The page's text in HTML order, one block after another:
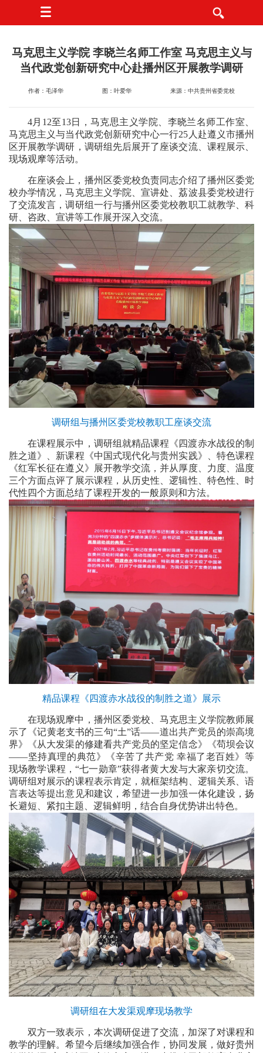
马克思主义学院 李晓兰名师工作室 马克思主义与
当代政党创新研究中心赴播州区开展教学调研
作者：毛泽华 图：叶爱华 来源：中共贵州省委党校
4月12至13日，马克思主义学院、李晓兰名师工作室、
马克思主义与当代政党创新研究中心一行25人赴遵义市播州
区开展教学调研，调研组先后展开了座谈交流、课程展示、
现场观摩等活动。
在座谈会上，播州区委党校负责同志介绍了播州区委党
校办学情况，马克思主义学院、宣讲处、荔波县委党校进行
了交流发言，调研组一行与播州区委党校教职工就教学、科
研、咨政、宣讲等工作展开深入交流。
调研组与播州区委党校教职工座谈交流
在课程展示中，调研组就精品课程《四渡赤水战役的制
胜之道》、新课程《中国式现代化与贵州实践》、特色课程
《红军长征在遵义》展开教学交流，并从厚度、力度、温度
三个方面点评了展示课程，从历史性、逻辑性、特色性、时
代性四个方面总结了课程开发的一般原则和方法。
精品课程《四渡赤水战役的制胜之道》展示
在现场观摩中，播州区委党校、马克思主义学院教师展
示了《记黄老支书的三句“土”话——道出共产党员的崇高境
界》《从大发渠的修建看共产党员的坚定信念》《苟坝会议
——坚持真理的典范》《辛苦了共产党 幸福了老百姓》等
现场教学课程，“七一勋章”获得者黄大发与大家亲切交流。
调研组对展示的课程表示肯定，就框架结构、逻辑关系、语
言表达等提出意见和建议，希望进一步加强一体化建设，扬
长避短、紧扣主题、逻辑鲜明，结合自身优势讲出特色。
调研组在大发渠观摩现场教学
双方一致表示，本次调研促进了交流，加深了对课程和
教学的理解。希望今后继续加强合作，协同发展，做好贵州